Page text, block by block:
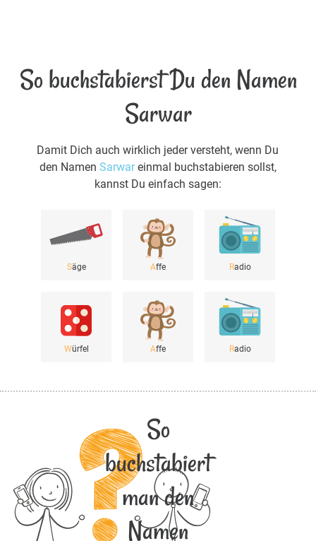
So buchstabierst Du den Namen
Sarwar
Damit Dich auch wirklich jeder versteht, wenn Du
den Namen Sarwareinmal buchstabieren sollst,
kannst Du einfach sagen:
Säge Affe Radio
Würfel Affe Radio
So
buchstabiert
man den
Namen